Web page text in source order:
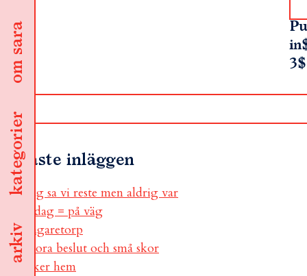
arkiv
kategorier
om sara
in
Senaste inläggen
jag sa vi reste men aldrig var
i dag = på väg
sågaretorp
stora beslut och små skor
åker hem